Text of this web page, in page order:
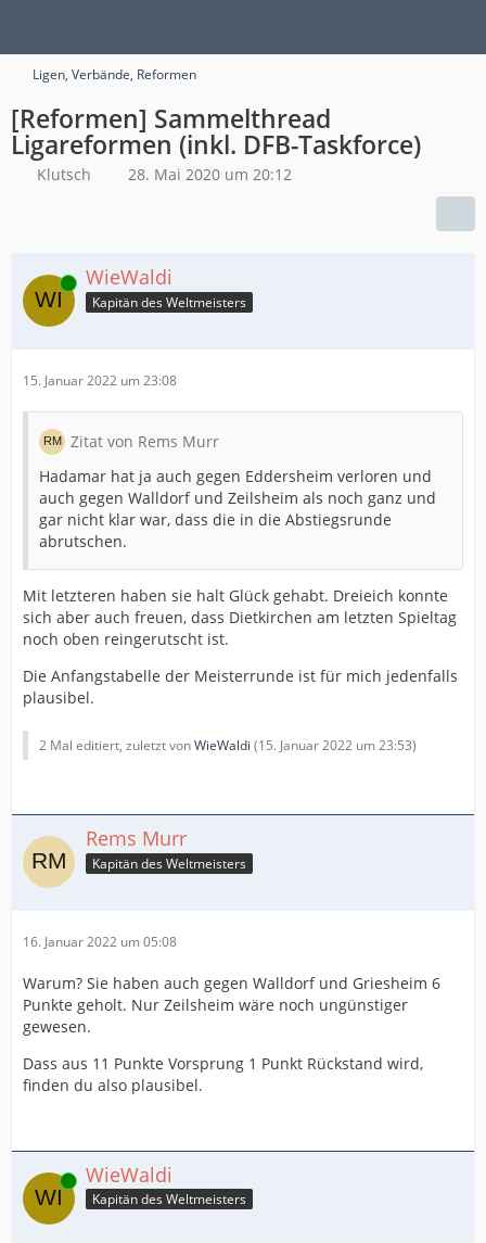
Ligen, Verbände, Reformen
[Reformen] Sammelthread
Ligareformen (inkl. DFB-Taskforce)
Klutsch 28. Mai 2020 um 20:12
Online WieWaldi
Kapitän des Weltmeisters
15. Januar 2022 um 23:08
Zitat von Rems Murr
Hadamar hat ja auch gegen Eddersheim verloren und
auch gegen Walldorf und Zeilsheim als noch ganz und
gar nicht klar war, dass die in die Abstiegsrunde
abrutschen.
Mit letzteren haben sie halt Glück gehabt. Dreieich konnte
sich aber auch freuen, dass Dietkirchen am letzten Spieltag
noch oben reingerutscht ist.
Die Anfangstabelle der Meisterrunde ist für mich jedenfalls
plausibel.
2 Mal editiert, zuletzt vonWieWaldi (15. Januar 2022 um 23:53)
Rems Murr
Kapitän des Weltmeisters
16. Januar 2022 um 05:08
Warum? Sie haben auch gegen Walldorf und Griesheim 6
Punkte geholt. Nur Zeilsheim wäre noch ungünstiger
gewesen.
Dass aus 11 Punkte Vorsprung 1 Punkt Rückstand wird,
finden du also plausibel.
Online WieWaldi
Kapitän des Weltmeisters